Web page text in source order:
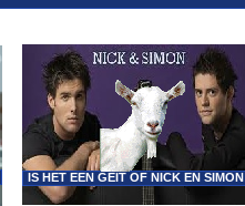
IS HET EEN GEIT OF NICK EN SIMON